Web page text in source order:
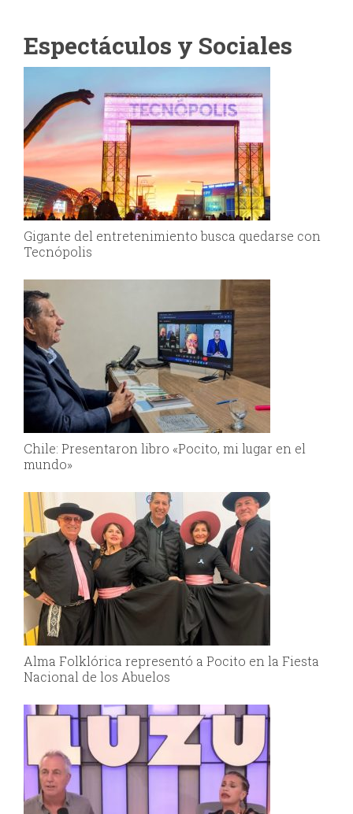
Espectáculos y Sociales
Gigante del entretenimiento busca quedarse con
Tecnópolis
Chile: Presentaron libro «Pocito, mi lugar en el
mundo»
Alma Folklórica representó a Pocito en la Fiesta
Nacional de los Abuelos